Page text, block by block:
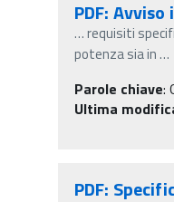
PDF:
…requisiti
potenza sia in…
Parole chiave:
Ultima
PDF: